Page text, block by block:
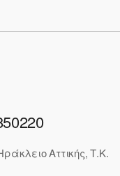
Αττικής, Τ.Κ.